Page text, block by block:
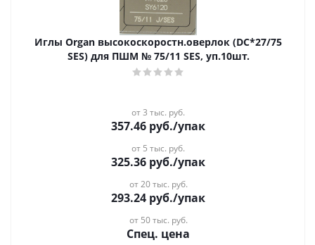
Иглы Organ высокоскоростн.оверлок (DC*27/75
SES) для ПШМ № 75/11 SES, уп.10шт.
от 3 тыс. руб.
357.46 руб./упак
от 5 тыс. руб.
325.36 руб./упак
от 20 тыс. руб.
293.24 руб./упак
от 50 тыс. руб.
Спец. цена